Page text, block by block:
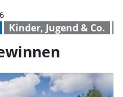
Kinder, Jugend & Co.